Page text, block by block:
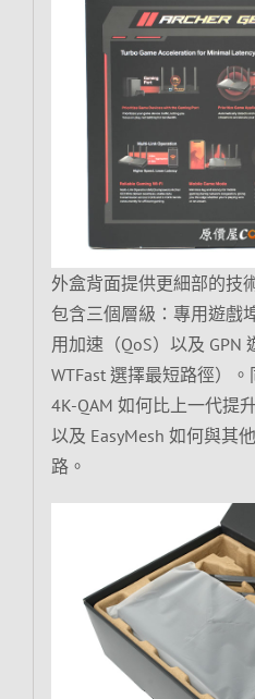
外盒背面提供更細部的技
包含三個層級：專用遊戲
用加速（QoS）以及 GPN
WTFast 選擇最短路徑）
4K-QAM 如何比上一代提
以及 EasyMesh 如何與其
路。